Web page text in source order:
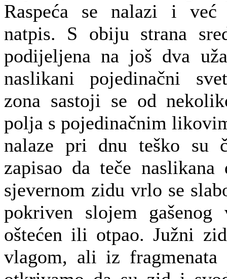
Raspeća se nalazi i već
natpis. S obiju strana
podijeljena na još dva
naslikani pojedinačni
zona sastoji se od
polja s pojedinačnim
nalaze pri dnu teško
zapisao da teče naslikana
sjevernom zidu vrlo se
pokriven slojem
oštećen ili otpao. Južni
vlagom, ali iz